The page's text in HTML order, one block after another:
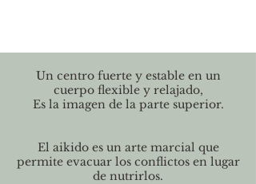
Un centro fuerte y estable en un
cuerpo flexible y relajado,
Es la imagen de la parte superior.
El aikido es un arte marcial que
permite evacuar los conflictos en lugar
de nutrirlos.